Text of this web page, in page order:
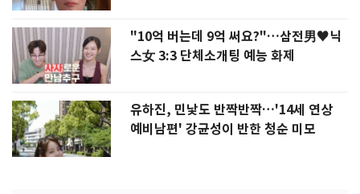
"10억 버는데 9억 써요?"…삼전男♥닉
스女 3:3 단체소개팅 예능 화제
유하진, 민낯도 반짝반짝…'14세 연상
예비남편' 강균성이 반한 청순 미모